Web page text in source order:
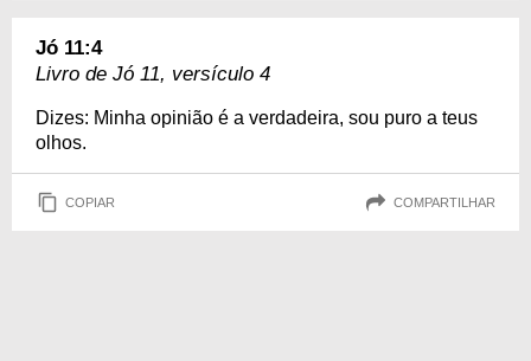
Jó 11:4
Livro de Jó 11, versículo 4
Dizes: Minha opinião é a verdadeira, sou puro a teus
olhos.
COPIAR COMPARTILHAR